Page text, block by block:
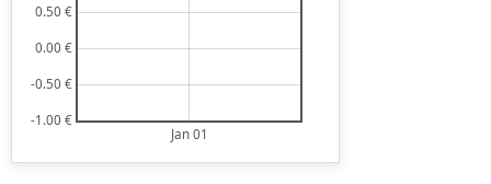
Jan 01
-1.00 €
-0.50 €
0.00 €
0.50 €